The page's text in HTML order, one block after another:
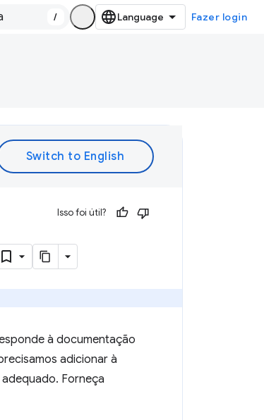
/ Fazer login
Isso foi útil?
à documentação
adicionar à
Forneça